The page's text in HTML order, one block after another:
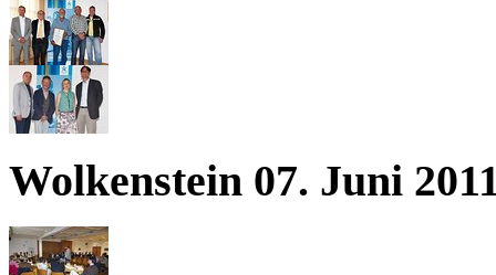
Wolkenstein 07. Juni